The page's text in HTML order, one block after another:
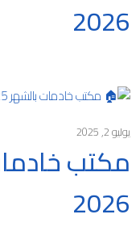
2026
يوليو 2, 2025
2026